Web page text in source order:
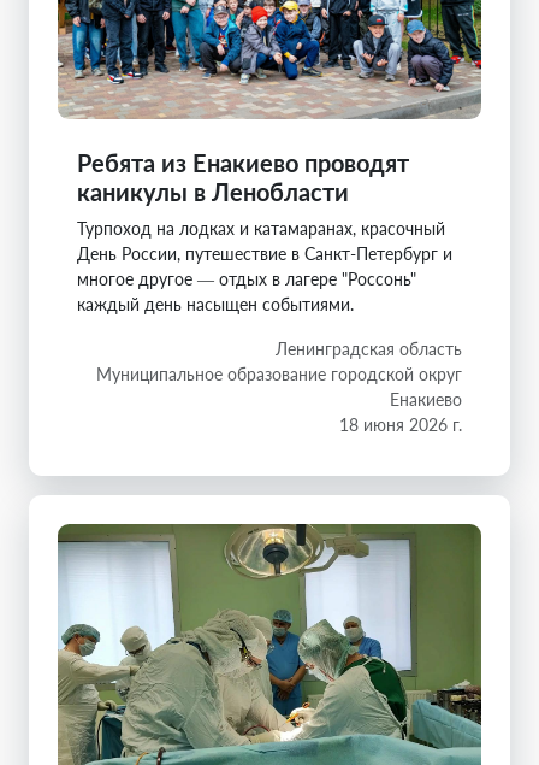
Ребята из Енакиево проводят
каникулы в Ленобласти
Турпоход на лодках и катамаранах, красочный
День России, путешествие в Санкт-Петербург и
многое другое — отдых в лагере "Россонь"
каждый день насыщен событиями.
Ленинградская область
Муниципальное образование городской округ
Енакиево
18 июня 2026 г.